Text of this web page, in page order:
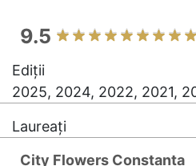
9.5
Ediții
2025, 2024, 2022, 2021,
Laureați
City Flowers Constanta